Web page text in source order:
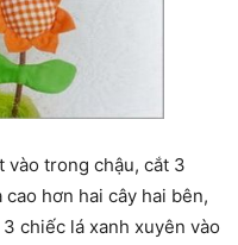
vào trong chậu, cắt 3
hơn hai cây hai bên,
chiếc lá xanh xuyên vào